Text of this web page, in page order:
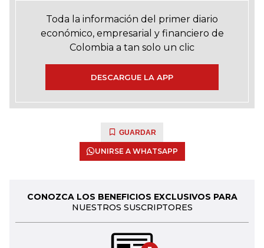
Toda la información del primer diario
económico, empresarial y financiero de
Colombia a tan solo un clic
DESCARGUE LA APP
GUARDAR
UNIRSE A WHATSAPP
CONOZCA LOS BENEFICIOS EXCLUSIVOS PARA
NUESTROS SUSCRIPTORES